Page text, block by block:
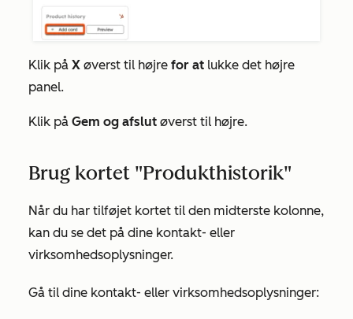
Klik på X øverst til højre for at lukke det højre
panel.
Klik på Gem og afslut øverst til højre.
Brug kortet "Produkthistorik"
Når du har tilføjet kortet til den midterste kolonne,
kan du se det på dine kontakt- eller
virksomhedsoplysninger.
Gå til dine kontakt- eller virksomhedsoplysninger: